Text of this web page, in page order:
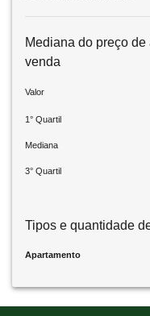
Mediana do preço
venda
Valor
1° Quartil
Mediana
3° Quartil
Tipos e quantidade
Apartamento